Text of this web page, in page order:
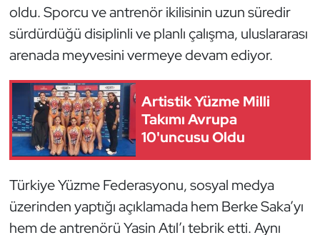
oldu. Sporcu ve antrenör ikilisinin uzun süredir
sürdürdüğü disiplinli ve planlı çalışma, uluslararası
arenada meyvesini vermeye devam ediyor.
Artistik Yüzme Milli
Takımı Avrupa
10'uncusu Oldu
Türkiye Yüzme Federasyonu, sosyal medya
üzerinden yaptığı açıklamada hem Berke Saka’yı
hem de antrenörü Yasin Atıl’ı tebrik etti. Aynı
Judo ve Kuraş
Kano ve Rafting
Karate
Kayak
Kick Boks